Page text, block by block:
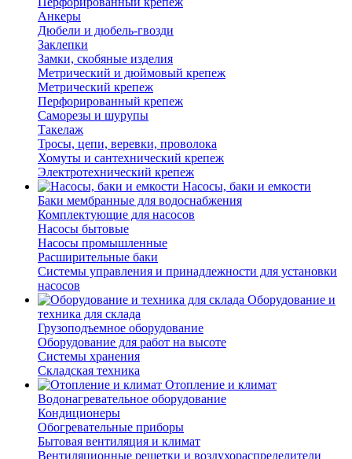
Анкеры
Дюбели и дюбель-гвозди
Заклепки
Замки, скобяные изделия
Метрический и дюймовый крепеж
Метрический крепеж
Перфорированный крепеж
Саморезы и шурупы
Такелаж
Тросы, цепи, веревки, проволока
Хомуты и сантехнический крепеж
Электротехнический крепеж
Насосы, баки и емкости
Баки мембранные для водоснабжения
Комплектующие для насосов
Насосы бытовые
Насосы промышленные
Расширительные баки
Системы управления и принадлежности для установки
насосов
Оборудование и
техника для склада
Грузоподъемное оборудование
Оборудование для работ на высоте
Системы хранения
Складская техника
Отопление и климат
Водонагревательное оборудование
Кондиционеры
Обогревательные приборы
Бытовая вентиляция и климат
Вентиляционные решетки и воздухораспределители